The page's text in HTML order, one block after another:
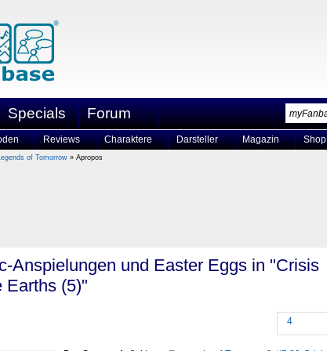
Specials Forum
Reviews Charaktere Darsteller Magazin Shop
of Tomorrow » Apropos
Anspielungen und Easter Eggs in "Crisis
Earths (5)"
4